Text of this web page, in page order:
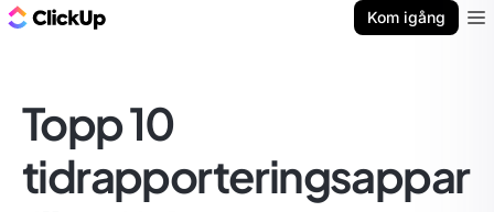
Kom igång
Topp 10
tidrapporteringsappar